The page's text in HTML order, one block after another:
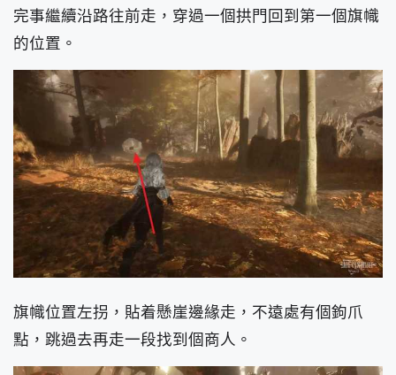
完事繼續沿路往前走，穿過一個拱門回到第一個旗幟
的位置。
旗幟位置左拐，貼着懸崖邊緣走，不遠處有個鉤爪
點，跳過去再走一段找到個商人。